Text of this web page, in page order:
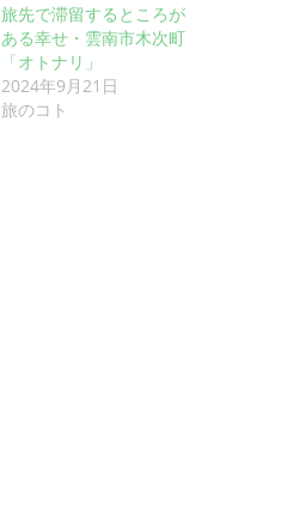
旅先で滞留するところが
ある幸せ・雲南市木次町
「オトナリ」
2024年9月21日
旅のコト